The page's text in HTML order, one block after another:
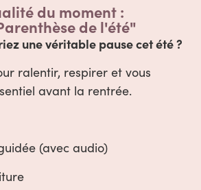
du moment :
de l'été"
une véritable pause cet été ?
ralentir, respirer et vous
avant la rentrée.
(avec audio)